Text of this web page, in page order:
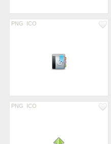
PNG ICO
PNG ICO